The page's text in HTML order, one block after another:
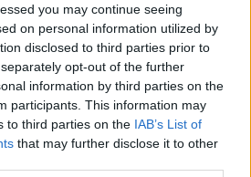
you may continue seeing
on personal information utilized by
disclosed to third parties prior to
opt-out of the further
information by third parties on the
participants. This information may
to third parties on the IAB’s List of
that may further disclose it to other
το πεπρωμένο μας. Μια
και έβλεπα
μουσική, γιατί δεν
στα ελληνικά. Και έπεσα
και έγραφε Αθηνά
μπορούσα να το διαβάσω
Google Translate».